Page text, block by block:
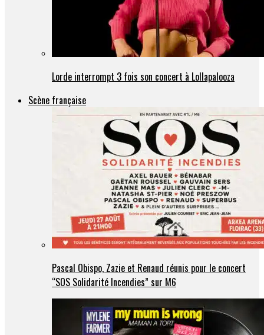
Lorde interrompt 3 fois son concert à Lollapalooza
Scène française
Pascal Obispo, Zazie et Renaud réunis pour le concert
“SOS Solidarité Incendies” sur M6